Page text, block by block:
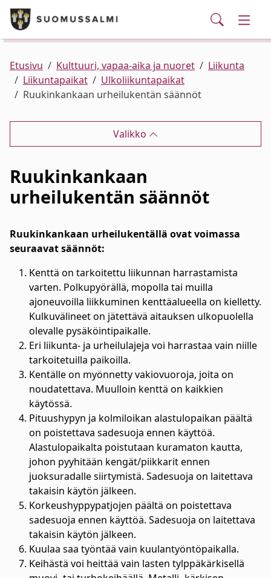
Siirry pääsisältöön
Puhelinluettelo/yhteystiedot
Palvelut
Ajankohtaista
Verkkokauppa
Haku
Kunta ja hallinto
Asuminen ja ympäristö
Varhaiskasvatus ja koulutus
Kulttuuri, vapaa-aika ja nuoret
Etusivu Kulttuuri, vapaa-aika ja nuoret
Liikunta
Liikuntapaikat
Ulkoliikuntapaikat
Ruukinkankaan urheilukentän säännöt
Valikko
Ruukinkankaan
urheilukentän säännöt
Ruukinkankaan urheilukentällä ovat voimassa
seuraavat säännöt:
Kenttä on tarkoitettu liikunnan harrastamista
varten. Polkupyörällä, mopolla tai muilla
ajoneuvoilla liikkuminen kenttäalueella on kielletty.
Kulkuvälineet on jätettävä aitauksen ulkopuolella
olevalle pysäköintipaikalle.
Eri liikunta- ja urheilulajeja voi harrastaa vain niille
tarkoitetuilla paikoilla.
Kentälle on myönnetty vakiovuoroja, joita on
noudatettava. Muulloin kenttä on kaikkien
käytössä.
Pituushypyn ja kolmiloikan alastulopaikan päältä
on poistettava sadesuoja ennen käyttöä.
Alastulopaikalta poistutaan kuramaton kautta,
johon pyyhitään kengät/piikkarit ennen
juoksuradalle siirtymistä. Sadesuoja on laitettava
takaisin käytön jälkeen.
Korkeushyppypatjojen päältä on poistettava
sadesuoja ennen käyttöä. Sadesuoja on laitettava
takaisin käytön jälkeen.
Kuulaa saa työntää vain kuulantyöntöpaikalla.
Keihästä voi heittää vain lasten tylppäkärkisellä